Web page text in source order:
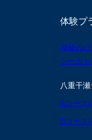
体験プ
神秘の
シーカ
八重干
Aコース
Bコース